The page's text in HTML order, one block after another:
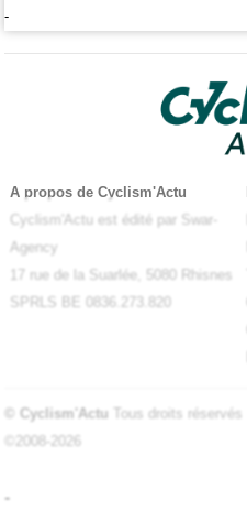
-
A propos de Cyclism'Actu
Cyclism'Actu est édité par Swar-
Agency
17 rue de la Suarlée, 5080 Rhisnes
SPRLS BE 0836.273.820
© Cyclism'Actu Tous droits réservés
©2008-2026
-